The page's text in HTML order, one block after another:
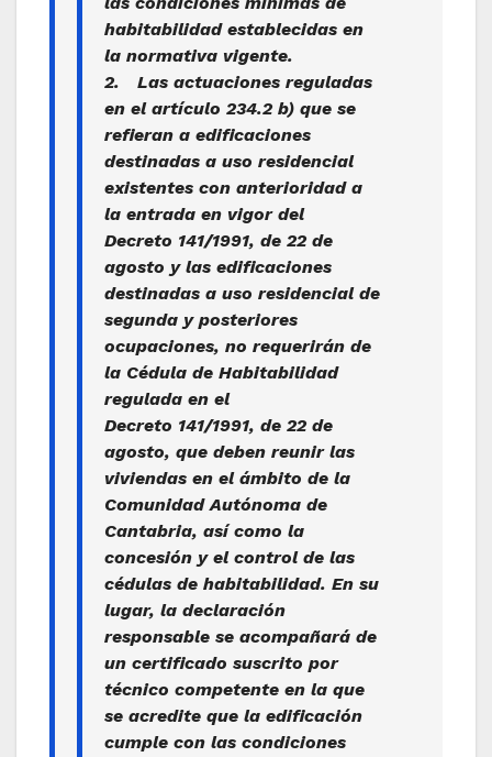
habitabilidad establecidas en
la normativa vigente.
2. Las actuaciones reguladas
en el artículo 234.2 b) que se
refieran a edificaciones
destinadas a uso residencial
existentes con anterioridad a
la entrada en vigor del
Decreto 141/1991, de 22 de
agosto y las edificaciones
destinadas a uso residencial de
segunda y posteriores
ocupaciones, no requerirán de
la Cédula de Habitabilidad
regulada en el
Decreto 141/1991, de 22 de
agosto, que deben reunir las
viviendas en el ámbito de la
Comunidad Autónoma de
Cantabria, así como la
concesión y el control de las
cédulas de habitabilidad. En su
lugar, la declaración
responsable se acompañará de
un certificado suscrito por
técnico competente en la que
se acredite que la edificación
cumple con las condiciones